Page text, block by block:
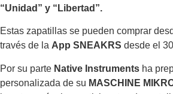
“Unidad” y “Libertad”.
Estas zapatillas se pueden comprar
través de la App SNEAKRS desde el
Por su parte Native Instruments ha
personalizada de su MASCHINE